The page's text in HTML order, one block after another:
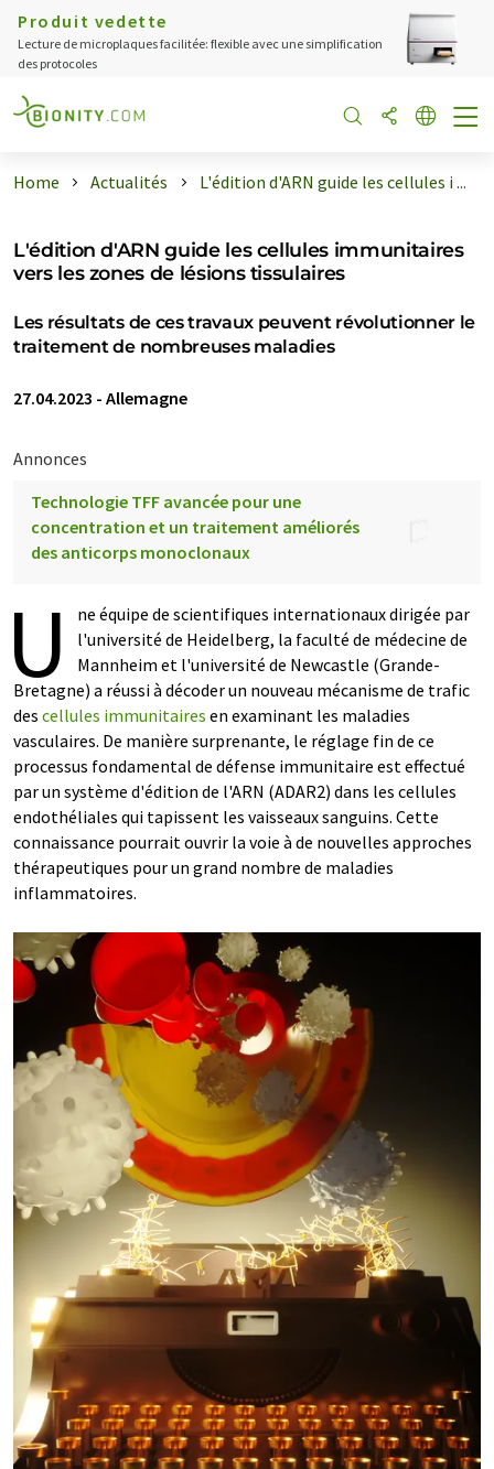
Produit vedette
Lecture de microplaques facilitée: flexible avec une simplification
des protocoles
Home Actualités L'édition d'ARN guide les cellules i ...
L'édition d'ARN guide les cellules immunitaires
vers les zones de lésions tissulaires
Les résultats de ces travaux peuvent révolutionner le
traitement de nombreuses maladies
27.04.2023 - Allemagne
Annonces
Technologie TFF avancée pour une
concentration et un traitement améliorés
des anticorps monoclonaux
U
ne équipe de scientifiques internationaux dirigée par
l'université de Heidelberg, la faculté de médecine de
Mannheim et l'université de Newcastle (Grande-
Bretagne) a réussi à décoder un nouveau mécanisme de trafic
des cellules immunitaires en examinant les maladies
vasculaires. De manière surprenante, le réglage fin de ce
processus fondamental de défense immunitaire est effectué
par un système d'édition de l'ARN (ADAR2) dans les cellules
endothéliales qui tapissent les vaisseaux sanguins. Cette
connaissance pourrait ouvrir la voie à de nouvelles approches
thérapeutiques pour un grand nombre de maladies
inflammatoires.